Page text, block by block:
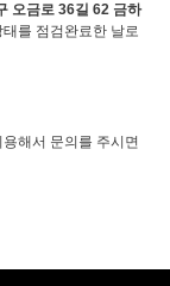
오금로 36길 62 금하
를 점검완료한 날로
해서 문의를 주시면